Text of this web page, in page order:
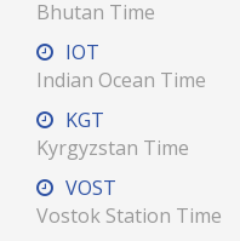
Bhutan Time
IOT
Indian Ocean Time
KGT
Kyrgyzstan Time
VOST
Vostok Station Time